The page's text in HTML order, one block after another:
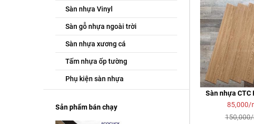
Sàn nhựa Vinyl
Sàn gỗ nhựa ngoài trời
Sàn nhựa xương cá
Tấm nhựa ốp tường
Phụ kiện sàn nhựa
Sản phẩm bán chạy
Sàn nhựa CTC
85,000/